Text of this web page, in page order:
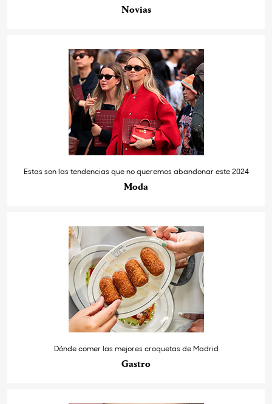
Novias
Estas son las tendencias que no queremos abandonar este 2024
Moda
Dónde comer las mejores croquetas de Madrid
Gastro